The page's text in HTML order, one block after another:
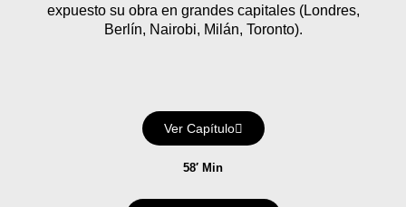
expuesto su obra en grandes capitales (Londres,
Berlín, Nairobi, Milán, Toronto).
Ver Capítulo
58′ Min